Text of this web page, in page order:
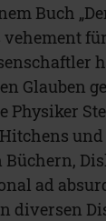
Buch
Glauben
Physiker
Büchern,
ad
diversen